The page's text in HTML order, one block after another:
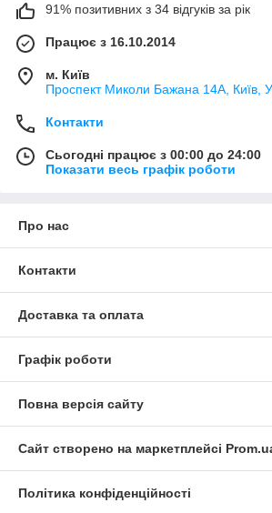
91% позитивних з 34 відгуків за рік
Працює з 16.10.2014
м. Київ
Проспект Миколи Бажана 14А, Київ,
Контакти
Сьогодні працює з 00:00 до 24:00
Показати весь графік роботи
Про нас
Контакти
Доставка та оплата
Графік роботи
Повна версія сайту
Сайт створено на маркетплейсі
Політика конфіденційності